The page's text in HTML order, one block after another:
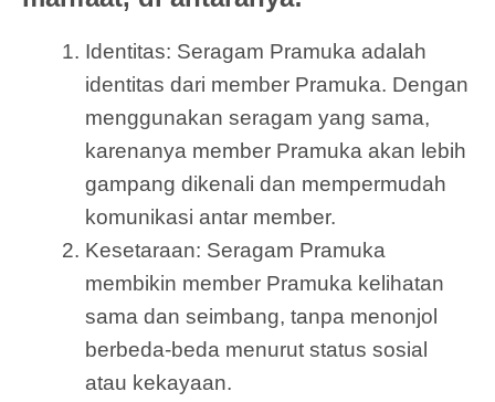
Identitas: Seragam Pramuka adalah
identitas dari member Pramuka. Dengan
menggunakan seragam yang sama,
karenanya member Pramuka akan lebih
gampang dikenali dan mempermudah
komunikasi antar member.
Kesetaraan: Seragam Pramuka
membikin member Pramuka kelihatan
sama dan seimbang, tanpa menonjol
berbeda-beda menurut status sosial
atau kekayaan.